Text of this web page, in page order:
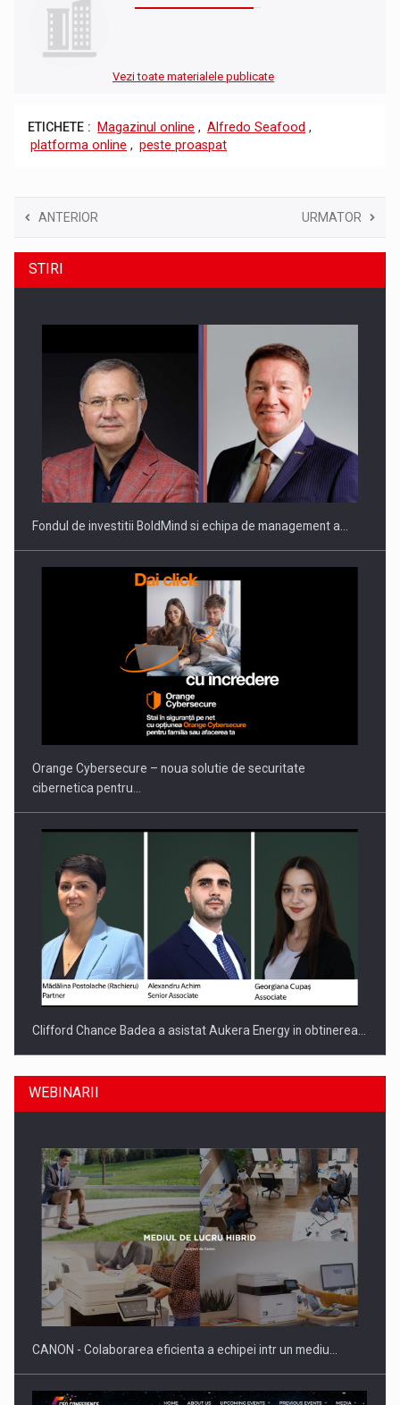
Vezi toate materialele publicate
ETICHETE : Magazinul online , Alfredo Seafood ,
platforma online , peste proaspat
ANTERIOR URMATOR
STIRI
Fondul de investitii BoldMind si echipa de management a…
Orange Cybersecure – noua solutie de securitate
cibernetica pentru…
Clifford Chance Badea a asistat Aukera Energy in obtinerea…
SAPTE PERSONALITATI DIN MEDIUL DE AFACERI, ACADEMIC
SI INSTITUTIONAL…
WEBINARII
CANON - Colaborarea eficienta a echipei intr un mediu…